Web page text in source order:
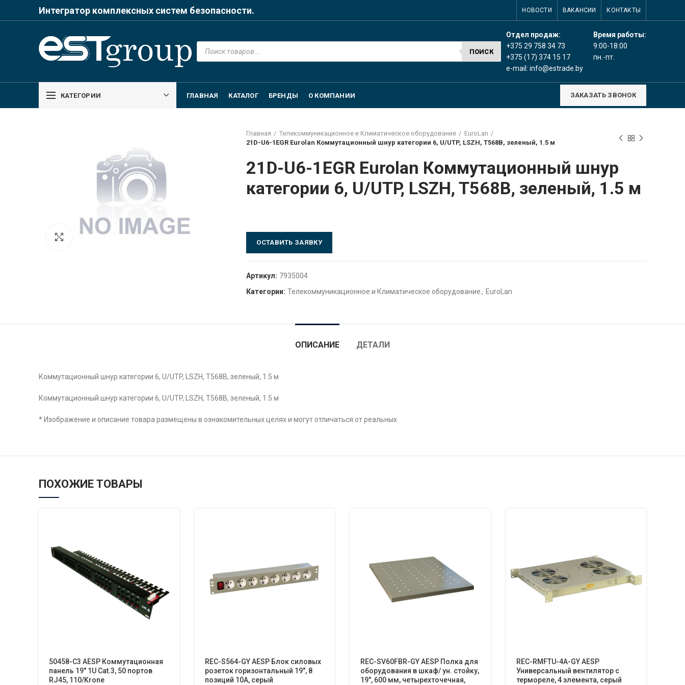
Интегратор комплексных систем безопасности. НОВОСТИ ВАКАНСИИ КОНТАКТЫ
Поиск
товаров
ПОИСК
Отдел продаж:
+375 29 758 34 73
+375 (17) 374 15 17
e-mail: info@estrade.by
Время работы:
9:00-18:00
пн.-пт.
КАТЕГОРИИ ГЛАВНАЯ КАТАЛОГ БРЕНДЫ О КОМПАНИИ ЗАКАЗАТЬ ЗВОНОК
Click to enlarge
Главная Телекоммуникационное и Климатическое оборудование
EuroLan
21D-U6-1EGR Eurolan Коммутационный шнур категории 6, U/UTP, LSZH, T568B, зеленый, 1.5 м
21D-U6-1EGR Eurolan Коммутационный шнур
категории 6, U/UTP, LSZH, T568B, зеленый, 1.5 м
ОСТАВИТЬ ЗАЯВКУ
Артикул: 7935004
Категории: Телекоммуникационное и Климатическое оборудование , EuroLan
ОПИСАНИЕ ДЕТАЛИ
Коммутационный шнур категории 6, U/UTP, LSZH, T568B, зеленый, 1.5 м
Коммутационный шнур категории 6, U/UTP, LSZH, T568B, зеленый, 1.5 м
* Изображение и описание товара размещены в ознакомительных целях и могут отличаться от реальных.
ПОХОЖИЕ ТОВАРЫ
50458-C3 AESP Коммутационная
панель 19″ 1U Cat.3, 50 портов
RJ45, 110/Krone
REC-S564-GY AESP Блок силовых
розеток горизонтальный 19″, 8
позиций 10A, серый
REC-SV60FBR-GY AESP Полка для
оборудования в шкаф/ ун. стойку,
19″, 600 мм, четырехточечная,
REC-RMFTU-4A-GY AESP
Универсальный вентилятор с
термореле, 4 элемента, серый